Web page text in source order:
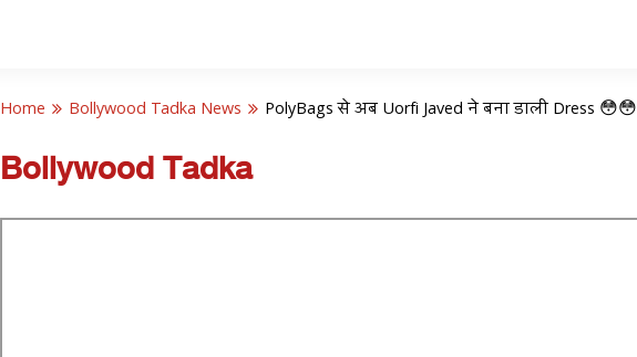
Home Bollywood Tadka News PolyBags से अब Uorfi Javed ने बना डाली Dress 😳😳
Bollywood Tadka